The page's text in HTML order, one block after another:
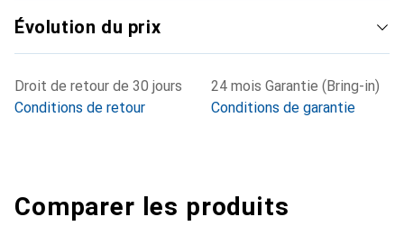
Évolution du prix
Droit de retour de 30 jours
Conditions de retour
24 mois Garantie (Bring-in)
Conditions de garantie
Comparer les produits